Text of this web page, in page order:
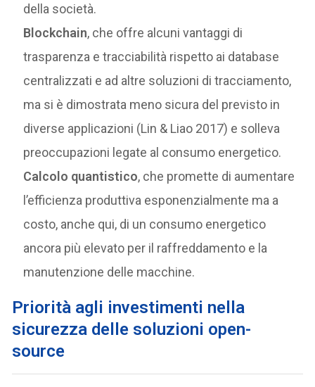
della società.
Blockchain, che offre alcuni vantaggi di
trasparenza e tracciabilità rispetto ai database
centralizzati e ad altre soluzioni di tracciamento,
ma si è dimostrata meno sicura del previsto in
diverse applicazioni (Lin & Liao 2017) e solleva
preoccupazioni legate al consumo energetico.
Calcolo quantistico, che promette di aumentare
l’efficienza produttiva esponenzialmente ma a
costo, anche qui, di un consumo energetico
ancora più elevato per il raffreddamento e la
manutenzione delle macchine.
Priorità agli investimenti nella
sicurezza delle soluzioni open-
source